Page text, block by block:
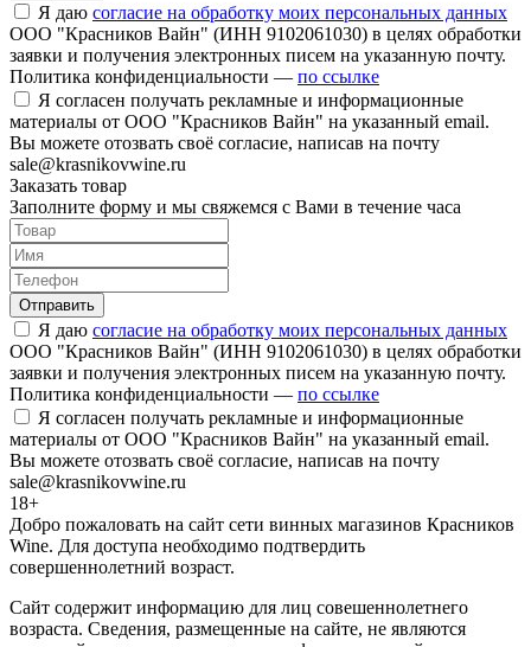
Я даю согласие на обработку моих персональных данных
ООО "Красников Вайн" (ИНН 9102061030) в целях обработки
заявки и получения электронных писем на указанную почту.
Политика конфиденциальности — по ссылке
Я согласен получать рекламные и информационные
материалы от ООО "Красников Вайн" на указанный email.
Вы можете отозвать своё согласие, написав на почту
sale@krasnikovwine.ru
Заказать товар
Заполните форму и мы свяжемся с Вами в течение часа
Отправить
Я даю согласие на обработку моих персональных данных
ООО "Красников Вайн" (ИНН 9102061030) в целях обработки
заявки и получения электронных писем на указанную почту.
Политика конфиденциальности — по ссылке
Я согласен получать рекламные и информационные
материалы от ООО "Красников Вайн" на указанный email.
Вы можете отозвать своё согласие, написав на почту
sale@krasnikovwine.ru
18+
Добро пожаловать на сайт сети винных магазинов Красников
Wine. Для доступа необходимо подтвердить
совершеннолетний возраст.
Сайт содержит информацию для лиц совешеннолетнего
возраста. Сведения, размещенные на сайте, не являются